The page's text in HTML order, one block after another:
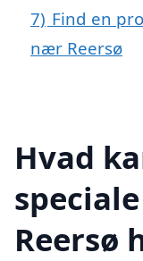
7) Find en
nær Reersø
Hvad
Reersø